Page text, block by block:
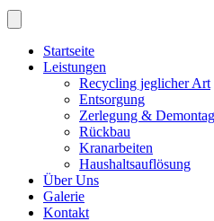
Startseite
Leistungen
Recycling jeglicher Art
Entsorgung
Zerlegung &
Rückbau
Kranarbeiten
Haushaltsauflösung
Über Uns
Galerie
Kontakt